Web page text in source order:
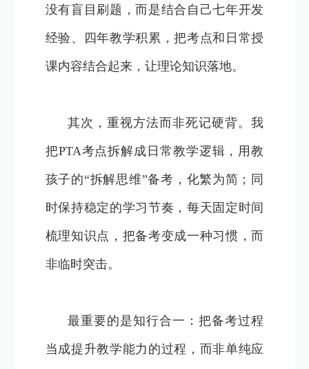
没有盲目刷题，而是结合自己七年开发
经验、四年教学积累，把考点和日常授
课内容结合起来，让理论知识落地。
其次，重视方法而非死记硬背。我
把PTA考点拆解成日常教学逻辑，用教
孩子的“拆解思维”备考，化繁为简；同
时保持稳定的学习节奏，每天固定时间
梳理知识点，把备考变成一种习惯，而
非临时突击。
最重要的是知行合一：把备考过程
当成提升教学能力的过程，而非单纯应